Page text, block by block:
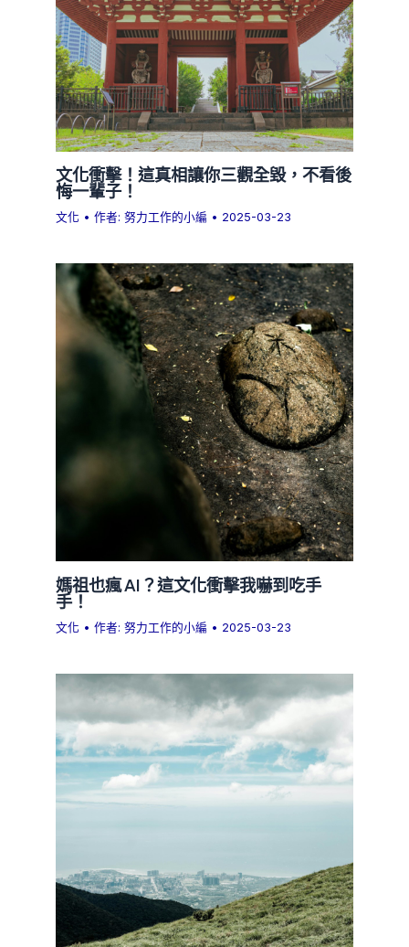
文化衝擊！這真相讓你三觀全毀，不看後
悔一輩子！
文化 • 作者:努力工作的小編 • 2025-03-23
媽祖也瘋 AI？這文化衝擊我嚇到吃手
手！
文化 • 作者:努力工作的小編 • 2025-03-23